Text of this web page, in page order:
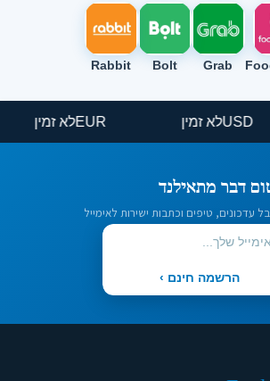
Grab
Bolt
Rabbit
USDלא זמין EURלא זמין
דבר מתאילנד
עדכונים, טיפים וכתבות ישירות לאימייל
הרשמה חינם ›